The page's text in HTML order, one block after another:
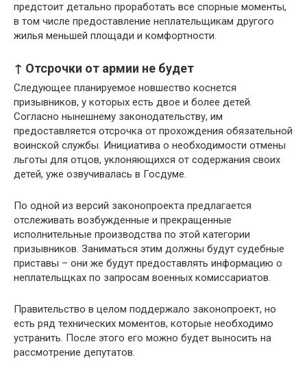
предстоит детально проработать все спорные моменты,
в том числе предоставление неплательщикам другого
жилья меньшей площади и комфортности.
↑ Отсрочки от армии не будет
Следующее планируемое новшество коснется
призывников, у которых есть двое и более детей.
Согласно нынешнему законодательству, им
предоставляется отсрочка от прохождения обязательной
воинской службы. Инициатива о необходимости отмены
льготы для отцов, уклоняющихся от содержания своих
детей, уже озвучивалась в Госдуме.
По одной из версий законопроекта предлагается
отслеживать возбужденные и прекращенные
исполнительные производства по этой категории
призывников. Заниматься этим должны будут судебные
приставы – они же будут предоставлять информацию о
неплательщках по запросам военных комиссариатов.
Правительство в целом поддержало законопроект, но
есть ряд технических моментов, которые необходимо
устранить. После этого его можно будет выносить на
рассмотрение депутатов.